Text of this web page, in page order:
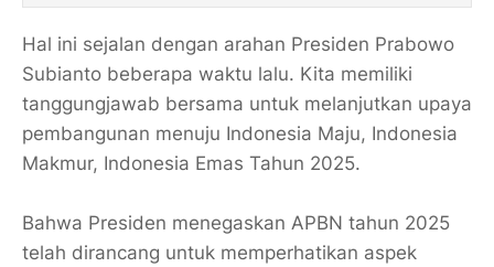
Hal ini sejalan dengan arahan Presiden Prabowo
Subianto beberapa waktu lalu. Kita memiliki
tanggungjawab bersama untuk melanjutkan upaya
pembangunan menuju Indonesia Maju, Indonesia
Makmur, Indonesia Emas Tahun 2025.
Bahwa Presiden menegaskan APBN tahun 2025
telah dirancang untuk memperhatikan aspek